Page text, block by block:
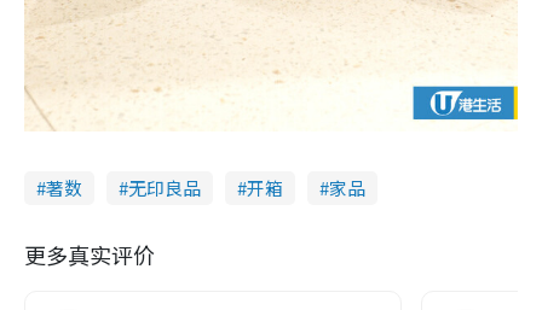
著数 无印良品 开箱 家品
更多真实评价